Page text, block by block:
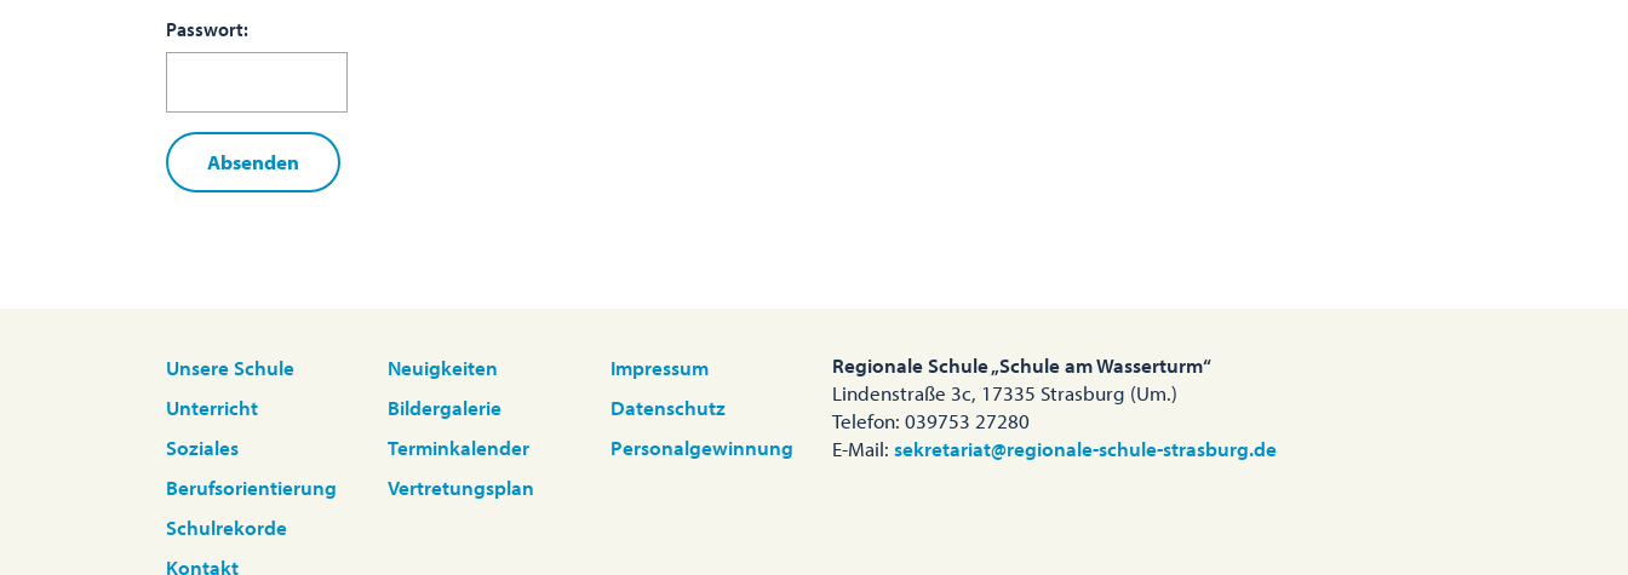
Passwort:
Unsere Schule
Unterricht
Soziales
Berufsorientierung
Schulrekorde
Kontakt
Neuigkeiten
Bildergalerie
Terminkalender
Vertretungsplan
Impressum
Datenschutz
Personalgewinnung
Regionale Schule „Schule am Wasserturm“
Lindenstraße 3c, 17335 Strasburg (Um.)
Telefon: 039753 27280
E-Mail: sekretariat@regionale-schule-strasburg.de